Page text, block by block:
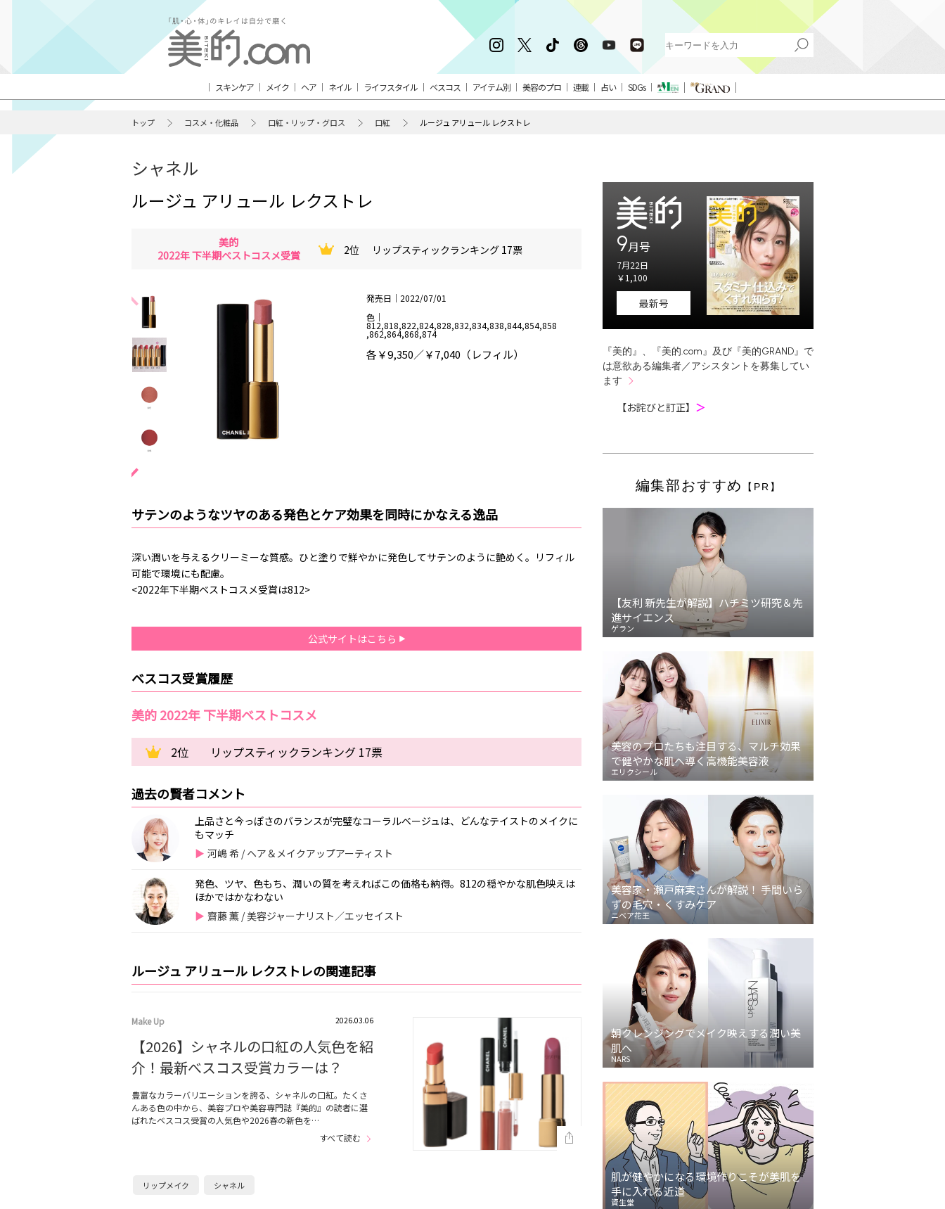
スキンケア メイク ヘア ネイル ライフスタイル ベスコス アイテム別 美容のプロ 連載 占い SDGs
トップ コスメ・化粧品 口紅・リップ・グロス 口紅 ルージュ アリュール レクストレ
シャネル
ルージュ アリュール レクストレ
美的
2022年 下半期ベストコスメ受賞
2位 リップスティックランキング 17票
発売日｜2022/07/01
色｜
812,818,822,824,828,832,834,838,844,854,858
,862,864,868,874
各￥9,350／￥7,040（レフィル）
サテンのようなツヤのある発色とケア効果を同時にかなえる逸品
深い潤いを与えるクリーミーな質感。ひと塗りで鮮やかに発色してサテンのように艶めく。リフィル
可能で環境にも配慮。
<2022年下半期ベストコスメ受賞は812>
公式サイトはこちら
ベスコス受賞履歴
美的 2022年 下半期ベストコスメ
2位 リップスティックランキング 17票
過去の賢者コメント
上品さと今っぽさのバランスが完璧なコーラルベージュは、どんなテイストのメイクに
もマッチ
河嶋 希 / ヘア＆メイクアップアーティスト
発色、ツヤ、色もち、潤いの質を考えればこの価格も納得。812の穏やかな肌色映えは
ほかではかなわない
齋藤 薫 / 美容ジャーナリスト／エッセイスト
ルージュ アリュール レクストレの関連記事
Make Up 2026.03.06
【2026】シャネルの口紅の人気色を紹
介！最新べスコス受賞カラーは？
豊富なカラーバリエーションを誇る、シャネルの口紅。たくさ
んある色の中から、美容プロや美容専門誌『美的』の読者に選
ばれたベスコス受賞の人気色や2026春の新色を…
すべて読む
リップメイク シャネル
9月号
7月22日
￥1,100
最新号
『美的』、『美的.com』及び『美的GRAND』で
は意欲ある編集者／アシスタントを募集してい
ます
【お詫びと訂正】 ＞
編集部おすすめ 【PR】
【友利 新先生が解説】ハチミツ研究＆先
進サイエンス
ゲラン
美容のプロたちも注目する、マルチ効果
で健やかな肌へ導く高機能美容液
エリクシール
美容家・瀬戸麻実さんが解説！ 手間いら
ずの毛穴・くすみケア
ニベア花王
朝クレンジングでメイク映えする潤い美
肌へ
NARS
肌が健やかになる環境作りこそが美肌を
手に入れる近道
資生堂